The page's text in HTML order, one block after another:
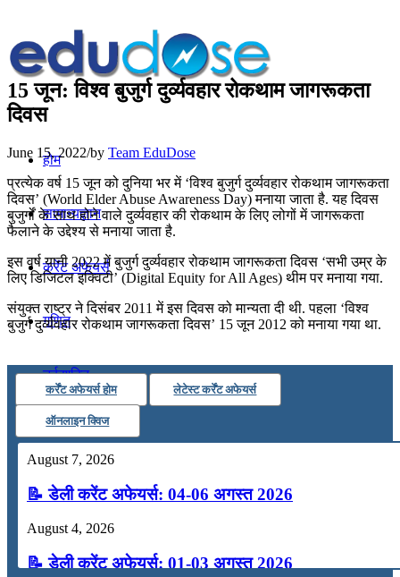
होम
सामान्यज्ञान
करेंट अफेयर्स
गणित
तर्कशक्ति
कंप्यूटर
अंग्रेजी
मॉक टेस्ट
15 जून: विश्व बुजुर्ग दुर्व्‍यवहार रोकथाम जागरूकता
दिवस
June 15, 2022/by Team EduDose
प्रत्येक वर्ष 15 जून को दुनिया भर में ‘विश्व बुजुर्ग दुर्व्‍यवहार रोकथाम जागरूकता
दिवस’ (World Elder Abuse Awareness Day) मनाया जाता है. यह दिवस
बुजुर्गों के साथ होने वाले दुर्व्‍यवहार की रोकथाम के लिए लोगों में जागरूकता
फैलाने के उद्देश्य से मनाया जाता है.
इस वर्ष यानी 2022 में बुजुर्ग दुर्व्‍यवहार रोकथाम जागरूकता दिवस ‘सभी उम्र के
लिए डिजिटल इक्विटी’ (Digital Equity for All Ages) थीम पर मनाया गया.
संयुक्त राष्ट्र ने दिसंबर 2011 में इस दिवस को मान्यता दी थी. पहला ‘विश्व
बुजुर्ग दुर्व्‍यवहार रोकथाम जागरूकता दिवस’ 15 जून 2012 को मनाया गया था.
कर्रेंट अफेयर्स होम लेटेस्ट कर्रेंट अफेयर्स
ऑनलाइन क्विज
August 7, 2026
📝 डेली करेंट अफेयर्स: 04-06 अगस्त 2026
August 4, 2026
📝 डेली करेंट अफेयर्स: 01-03 अगस्त 2026